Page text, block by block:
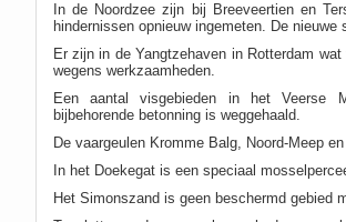
In de Noordzee zijn bij Breeveertien en
hindernissen opnieuw ingemeten. De
Er zijn in de Yangtzehaven in Rotterdam
wegens werkzaamheden.
Een aantal visgebieden in het Veerse
bijbehorende betonning is weggehaald.
De vaargeulen Kromme Balg, Noord-Meep
In het Doekegat is een speciaal
Het Simonszand is geen beschermd gebied